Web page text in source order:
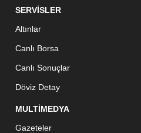
SERVİSLER
Altınlar
Canlı Borsa
Canlı Sonuçlar
Döviz Detay
MULTİMEDYA
Gazeteler